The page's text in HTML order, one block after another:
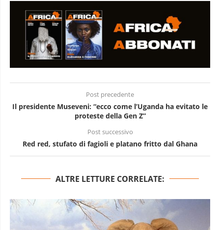
Post precedente
Il presidente Museveni: “ecco come l’Uganda ha evitato le
proteste della Gen Z”
Post successivo
Red red, stufato di fagioli e platano fritto dal Ghana
ALTRE LETTURE CORRELATE: